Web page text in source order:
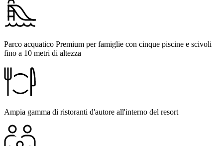
Parco acquatico Premium per famiglie con cinque piscine e scivoli
fino a 10 metri di altezza
Ampia gamma di ristoranti d'autore all'interno del resort